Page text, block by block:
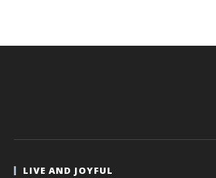
LIVE AND JOYFUL